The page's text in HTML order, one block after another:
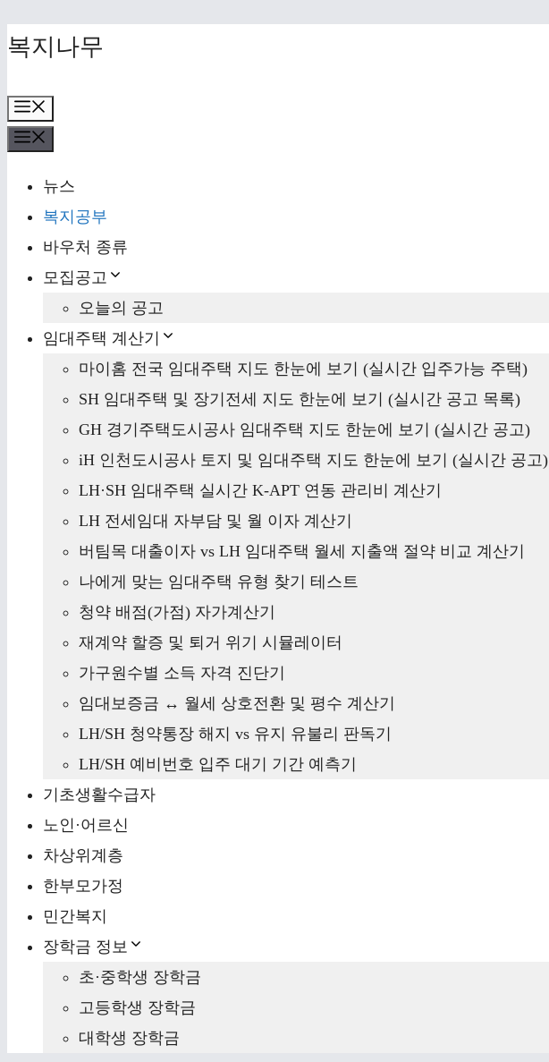
Skip
content
복지나무
뉴스
복지공부
바우처 종류
모집공고
오늘의 공고
임대주택 계산기
마이홈 전국 임대주택 지도 한눈에 보기 (실시간 입주가능 주택)
SH 임대주택 및 장기전세 지도 한눈에 보기 (실시간 공고 목록)
GH 경기주택도시공사 임대주택 지도 한눈에 보기 (실시간 공고)
iH 인천도시공사 토지 및 임대주택 지도 한눈에 보기 (실시간 공고)
LH·SH 임대주택 실시간 K-APT 연동 관리비 계산기
LH 전세임대 자부담 및 월 이자 계산기
버팀목 대출이자 vs LH 임대주택 월세 지출액 절약 비교 계산기
나에게 맞는 임대주택 유형 찾기 테스트
청약 배점(가점) 자가계산기
재계약 할증 및 퇴거 위기 시뮬레이터
가구원수별 소득 자격 진단기
임대보증금 ↔ 월세 상호전환 및 평수 계산기
LH/SH 청약통장 해지 vs 유지 유불리 판독기
LH/SH 예비번호 입주 대기 기간 예측기
기초생활수급자
노인·어르신
차상위계층
한부모가정
민간복지
장학금 정보
초·중학생 장학금
고등학생 장학금
대학생 장학금